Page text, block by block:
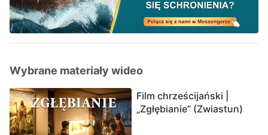
Wybrane materiały wideo
Film chrześcijański |
„Zgłębianie” (Zwiastun)